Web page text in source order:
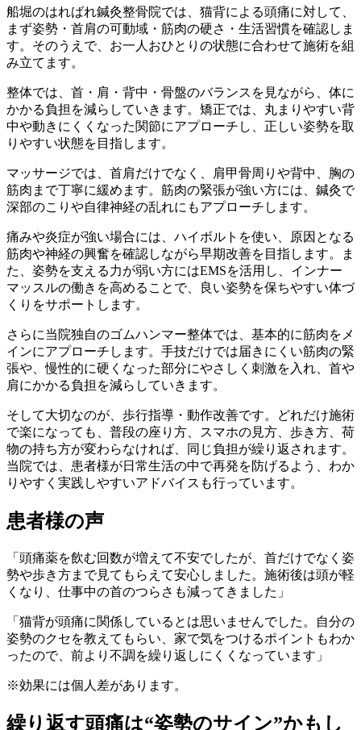
船堀のはればれ鍼灸整骨院では、猫背による頭痛に対して、
まず姿勢・首肩の可動域・筋肉の硬さ・生活習慣を確認しま
す。そのうえで、お一人おひとりの状態に合わせて施術を組
み立てます。
整体では、首・肩・背中・骨盤のバランスを見ながら、体に
かかる負担を減らしていきます。矯正では、丸まりやすい背
中や動きにくくなった関節にアプローチし、正しい姿勢を取
りやすい状態を目指します。
マッサージでは、首肩だけでなく、肩甲骨周りや背中、胸の
筋肉まで丁寧に緩めます。筋肉の緊張が強い方には、鍼灸で
深部のこりや自律神経の乱れにもアプローチします。
痛みや炎症が強い場合には、ハイボルトを使い、原因となる
筋肉や神経の興奮を確認しながら早期改善を目指します。ま
た、姿勢を支える力が弱い方にはEMSを活用し、インナー
マッスルの働きを高めることで、良い姿勢を保ちやすい体づ
くりをサポートします。
さらに当院独自のゴムハンマー整体では、基本的に筋肉をメ
インにアプローチします。手技だけでは届きにくい筋肉の緊
張や、慢性的に硬くなった部分にやさしく刺激を入れ、首や
肩にかかる負担を減らしていきます。
そして大切なのが、歩行指導・動作改善です。どれだけ施術
で楽になっても、普段の座り方、スマホの見方、歩き方、荷
物の持ち方が変わらなければ、同じ負担が繰り返されます。
当院では、患者様が日常生活の中で再発を防げるよう、わか
りやすく実践しやすいアドバイスも行っています。
患者様の声
「頭痛薬を飲む回数が増えて不安でしたが、首だけでなく姿
勢や歩き方まで見てもらえて安心しました。施術後は頭が軽
くなり、仕事中の首のつらさも減ってきました」
「猫背が頭痛に関係しているとは思いませんでした。自分の
姿勢のクセを教えてもらい、家で気をつけるポイントもわか
ったので、前より不調を繰り返しにくくなっています」
※効果には個人差があります。
繰り返す頭痛は“姿勢のサイン”かもし